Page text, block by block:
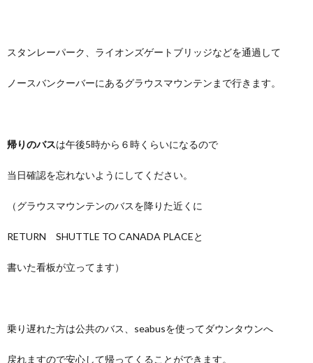
スタンレーパーク、ライオンズゲートブリッジなどを通過して
ノースバンクーバーにあるグラウスマウンテンまで行きます。
帰りのバスは午後5時から６時くらいになるので
当日確認を忘れないようにしてください。
（グラウスマウンテンのバスを降りた近くに
RETURN SHUTTLE TO CANADA PLACEと
書いた看板が立ってます）
乗り遅れた方は公共のバス、seabusを使ってダウンタウンへ
戻れますので安心して帰ってくることができます。